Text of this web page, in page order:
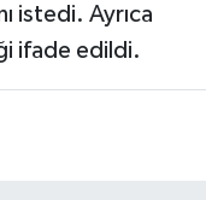
istedi. Ayrıca
ifade edildi.